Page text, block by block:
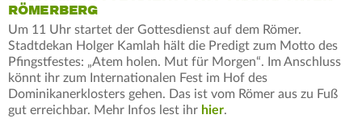
RÖMERBERG
Um 11 Uhr startet der Gottesdienst auf dem Römer.
Stadtdekan Holger Kamlah hält die Predigt zum Motto des
Pfingstfestes: „Atem holen. Mut für Morgen“. Im Anschluss
könnt ihr zum Internationalen Fest im Hof des
Dominikanerklosters gehen. Das ist vom Römer aus zu Fuß
gut erreichbar. Mehr Infos lest ihr hier.